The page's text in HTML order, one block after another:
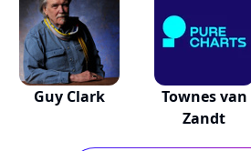
Guy Clark
Townes van
Zandt